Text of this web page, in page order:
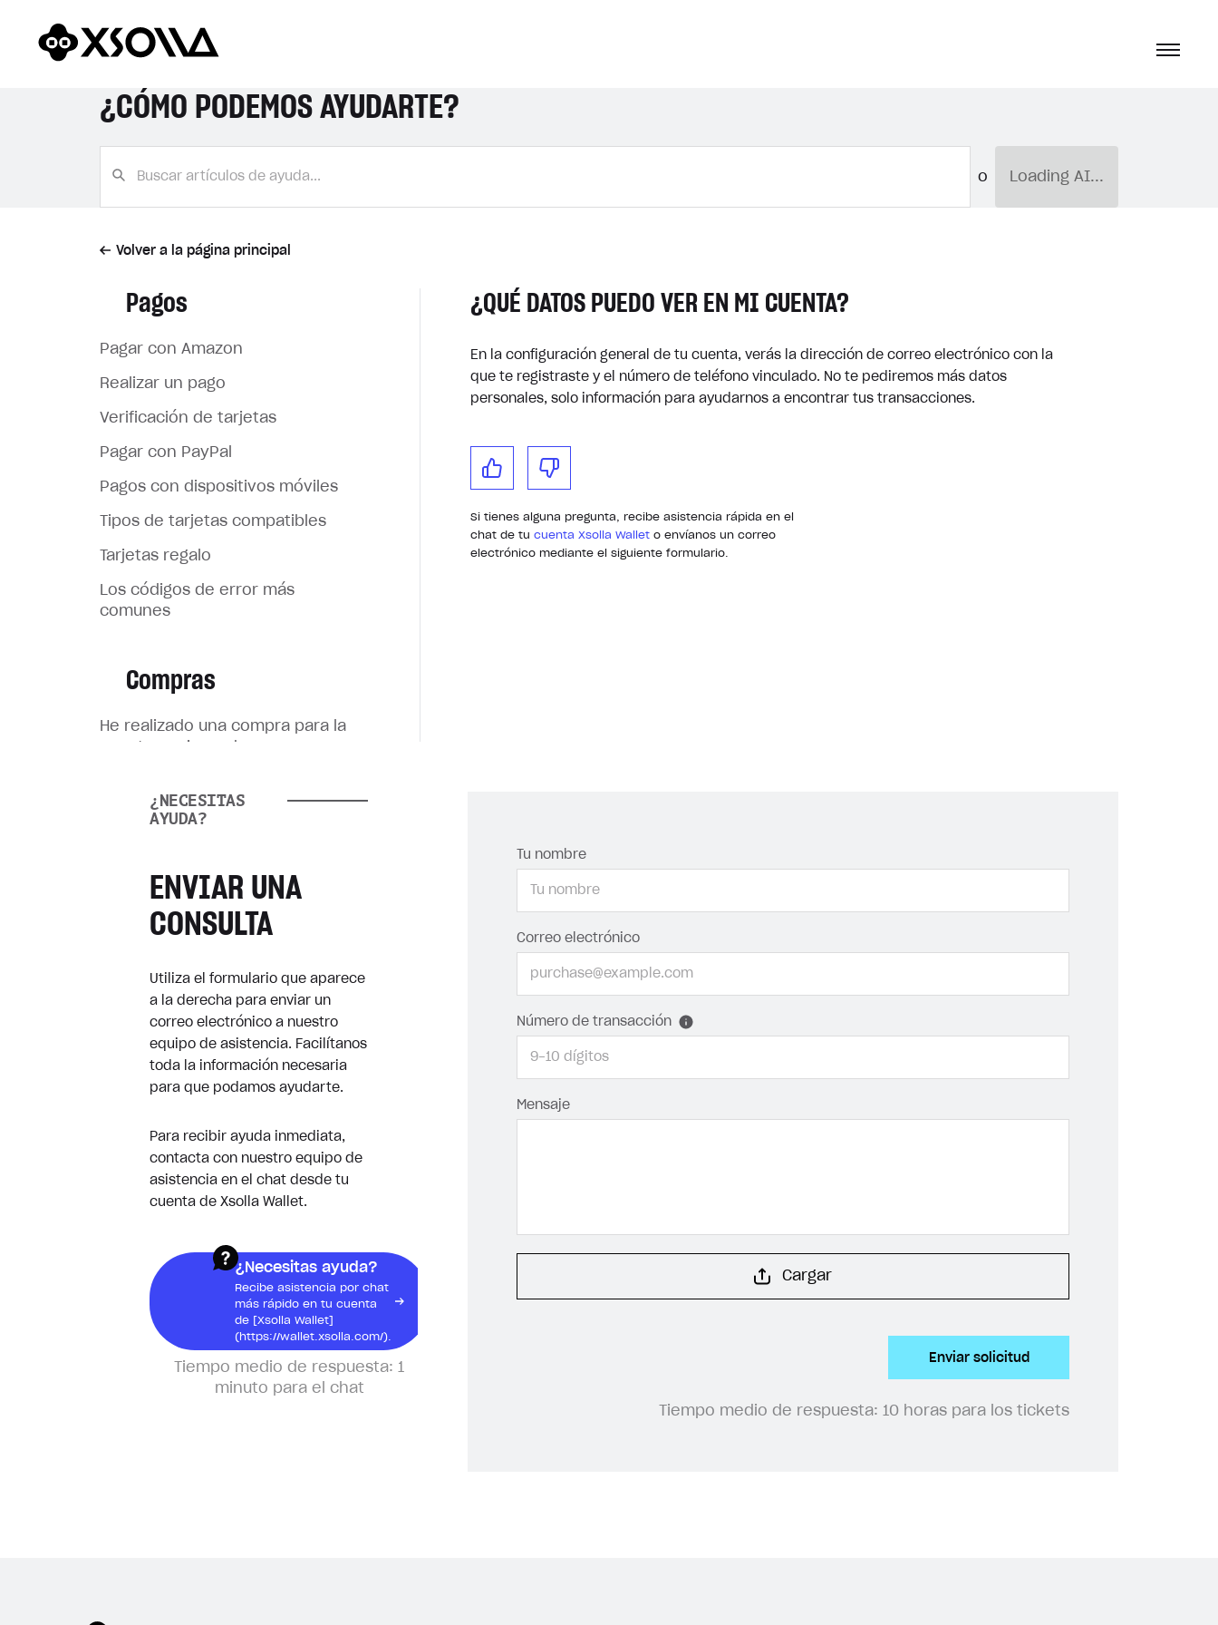
¿CÓMO PODEMOS AYUDARTE?
o Loading AI...
Volver a la página principal
Pagos
Pagar con Amazon
Realizar un pago
Verificación de tarjetas
Pagar con PayPal
Pagos con dispositivos móviles
Tipos de tarjetas compatibles
Tarjetas regalo
Los códigos de error más
comunes
Compras
He realizado una compra para la
No tengo recibo ni mi compra
Reembolsos
Reembolsar mi compra digital
Reembolsar un producto físico
Recibos
¿Сómo puedo obtener un
¿Dónde puedo encontrar mis
recibos?
Productos físicos
¿Por qué no se ha enviado mi
¿QUÉ DATOS PUEDO VER EN MI CUENTA?
En la configuración general de tu cuenta, verás la dirección de correo electrónico con la
que te registraste y el número de teléfono vinculado. No te pediremos más datos
personales, solo información para ayudarnos a encontrar tus transacciones.
Si tienes alguna pregunta, recibe asistencia rápida en el
chat de tucuenta Xsolla Wallet o envíanos un correo
electrónico mediante el siguiente formulario.
¿NECESITAS
AYUDA?
ENVIAR UNA
CONSULTA
Utiliza el formulario que aparece
a la derecha para enviar un
correo electrónico a nuestro
equipo de asistencia. Facilítanos
toda la información necesaria
para que podamos ayudarte.
Para recibir ayuda inmediata,
contacta con nuestro equipo de
asistencia en el chat desde tu
cuenta de Xsolla Wallet.
¿Necesitas ayuda?
Recibe asistencia por chat
más rápido en tu cuenta
de [Xsolla Wallet]
(https://wallet.xsolla.com/).
Tiempo medio de respuesta: 1
minuto para el chat
Tu nombre
Correo electrónico
Número de transacción
Mensaje
Cargar
Enviar solicitud
Tiempo medio de respuesta: 10 horas para los tickets